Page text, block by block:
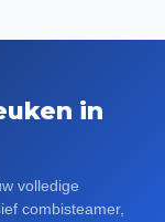
in
volledige
combisteamer,